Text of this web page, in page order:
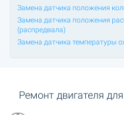
Замена датчика положения
Замена датчика положения
(распредвала)
Замена датчика температуры
Ремонт двигателя